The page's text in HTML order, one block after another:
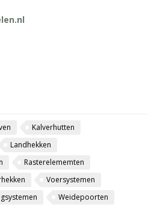
Kalverhutten
Landhekken
Rasterelememten
Voersystemen
Weidepoorten